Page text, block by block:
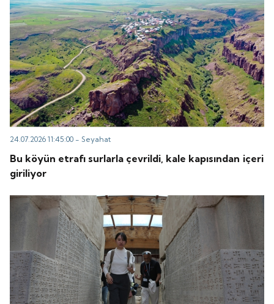
24.07.2026 11:45:00 -Seyahat
Bu köyün etrafı surlarla çevrildi, kale kapısından içeri
giriliyor